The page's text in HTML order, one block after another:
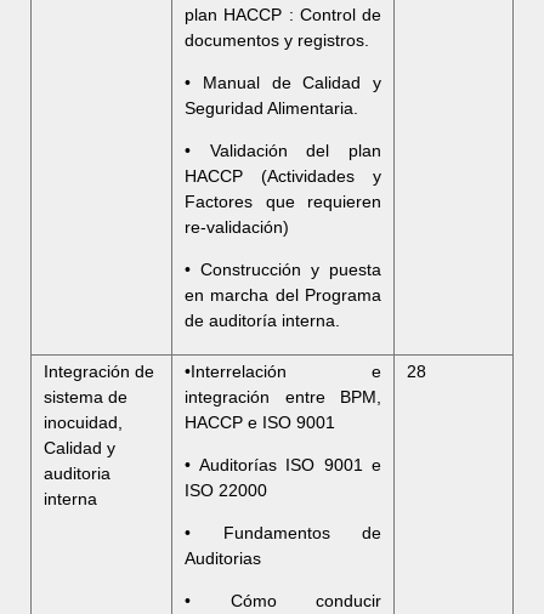
plan HACCP : Control de
documentos y registros.
• Manual de Calidad y
Seguridad Alimentaria.
• Validación del plan
HACCP (Actividades y
Factores que requieren
re-validación)
• Construcción y puesta
en marcha del Programa
de auditoría interna.
Integración de
sistema de
inocuidad,
Calidad y
auditoria
interna
•Interrelación e
integración entre BPM,
HACCP e ISO 9001
• Auditorías ISO 9001 e
ISO 22000
• Fundamentos de
Auditorias
• Cómo conducir
28